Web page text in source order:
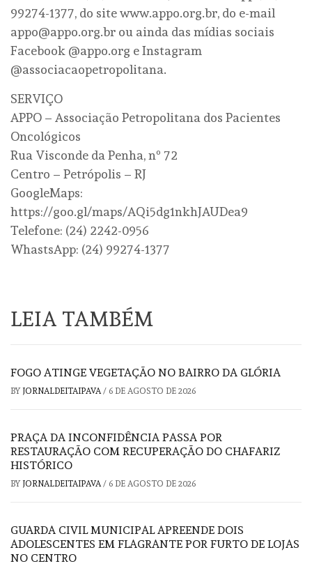
99274-1377, do site www.appo.org.br, do e-mail
appo@appo.org.br ou ainda das mídias sociais
Facebook @appo.org e Instagram
@associacaopetropolitana.
SERVIÇO
APPO – Associação Petropolitana dos Pacientes
Oncológicos
Rua Visconde da Penha, nº 72
Centro – Petrópolis – RJ
GoogleMaps:
https://goo.gl/maps/AQi5dg1nkhJAUDea9
Telefone: (24) 2242-0956
WhastsApp: (24) 99274-1377
LEIA TAMBÉM
FOGO ATINGE VEGETAÇÃO NO BAIRRO DA GLÓRIA
BY JORNALDEITAIPAVA/ 6 DE AGOSTO DE 2026
PRAÇA DA INCONFIDÊNCIA PASSA POR
RESTAURAÇÃO COM RECUPERAÇÃO DO CHAFARIZ
HISTÓRICO
BY JORNALDEITAIPAVA/ 6 DE AGOSTO DE 2026
GUARDA CIVIL MUNICIPAL APREENDE DOIS
ADOLESCENTES EM FLAGRANTE POR FURTO DE LOJAS
NO CENTRO